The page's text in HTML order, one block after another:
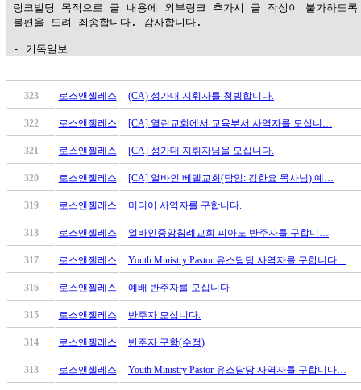
링크빌딩 목적으로 글 내용에 외부링크 추가시 글 작성이 불가하도
불편을 드려 죄송합니다. 감사합니다.
- 기독일보
만
꼴
밍
넷
minky
체
323 로스앤젤레스 (CA) 성가대 지휘자를 청빙합니다.
322 로스앤젤레스 [CA] 열린교회에서 교육부서 사역자를 모십니…
321 로스앤젤레스 [CA] 성가대 지휘자님을 모십니다.
320 로스앤젤레스 [CA] 얼바인 베델교회(담임: 김한요 목사님) 예…
319 로스앤젤레스 미디어 사역자를 구합니다.
318 로스앤젤레스 얼바인중앙침례교회 피아노 반주자를 구합니…
317 로스앤젤레스 Youth Ministry Pastor 유스담당 사역자를 구합니다…
316 로스앤젤레스 예배 반주자를 모십니다
315 로스앤젤레스 반주자 모십니다.
314 로스앤젤레스 반주자 구함(수정)
313 로스앤젤레스 Youth Ministry Pastor 유스담당 사역자를 구합니다…